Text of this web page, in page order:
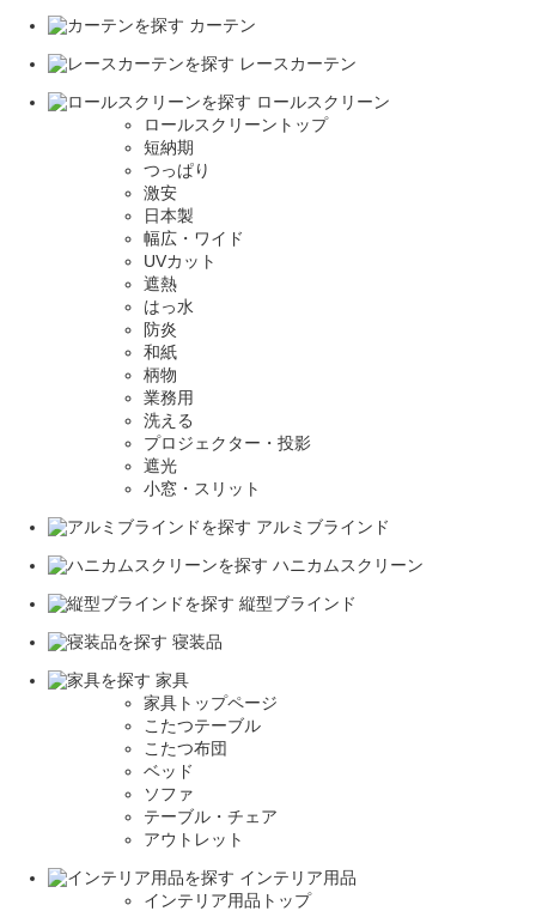
カーテン
レースカーテン
ロールスクリーン
ロールスクリーントップ
短納期
つっぱり
激安
日本製
幅広・ワイド
UVカット
遮熱
はっ水
防炎
和紙
柄物
業務用
洗える
プロジェクター・投影
遮光
小窓・スリット
アルミブラインド
ハニカムスクリーン
縦型ブラインド
寝装品
家具
家具トップページ
こたつテーブル
こたつ布団
ベッド
ソファ
テーブル・チェア
アウトレット
インテリア用品
インテリア用品トップ